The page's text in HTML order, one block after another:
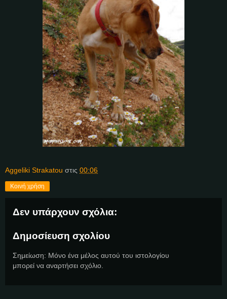
Aggeliki Strakatou στις 00:06
Κοινή χρήση
Δεν υπάρχουν σχόλια:
Δημοσίευση σχολίου
Σημείωση: Μόνο ένα μέλος αυτού του ιστολογίου
μπορεί να αναρτήσει σχόλιο.